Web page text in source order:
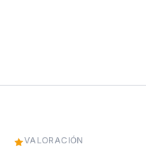
VALORACIÓN